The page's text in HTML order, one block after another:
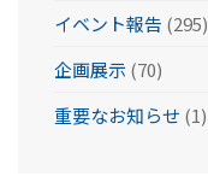
イベント報告 (295)
企画展示(70)
重要なお知らせ (1)